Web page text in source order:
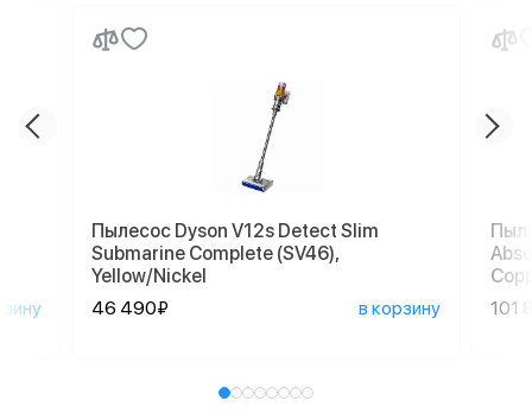
Пылесос Dyson V12s Detect Slim
Submarine Complete (SV46),
Yellow/Nickel
46 490₽
в корзину
101